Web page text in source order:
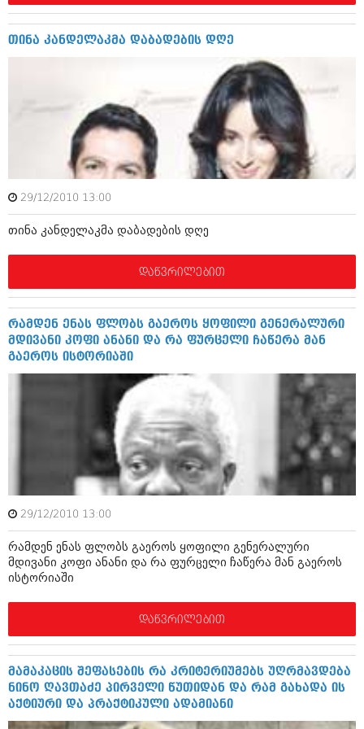
შოუბიზნესი
დაიჯესტი
სხვადასხვა
ანონსი
აგვისტო 2018 (162)
ივნისი 2018 (244)
აპრილი 2018 (194)
მარტი 2018 (256)
თებერვალი 2018 (208)
იანვარი 2018 (215)
დეკემბერი 2017 (243)
ნოემბერი 2017 (212)
ოქტომბერი 2017 (231)
სექტემბერი 2017 (261)
აგვისტო 2017 (212)
ივლისი 2017 (233)
ივნისი 2017 (265)
მაისი 2017 (216)
აპრილი 2017 (220)
მარტი 2017 (212)
იანვარი 2017 (246)
დეკემბერი 2016 (207)
ნოემბერი 2016 (207)
აგვისტო 2016 (258)
ივნისი 2016 (221)
მაისი 2016 (261)
აპრილი 2016 (215)
მარტი 2016 (200)
თებერვალი 2016 (250)
ისტორია
სხვადასხვა
ნოემბერი 2020 (103)
ოქტომბერი 2020 (209)
სექტემბერი 2020 (204)
აგვისტო 2020 (249)
ივლისი 2020 (204)
თინა კანდელაკმა დაბადების დღე
29/12/2010 13:00
თინა კანდელაკმა დაბადების დღე
დაწვრილებით
რამდენ ენას ფლობს გაეროს ყოფილი გენერალური
მდივანი კოფი ანანი და რა ფურცელი ჩაწერა მან
გაეროს ისტორიაში
29/12/2010 13:00
რამდენ ენას ფლობს გაეროს ყოფილი გენერალური
მდივანი კოფი ანანი და რა ფურცელი ჩაწერა მან გაეროს
ისტორიაში
დაწვრილებით
მამაკაცის შეფასების რა კრიტერიუმებს უღრმავდება
ნინო ღავთაძე პირველი წუთიდან და რამ გახადა ის
აქტიური და პრაქტიკული ადამიანი